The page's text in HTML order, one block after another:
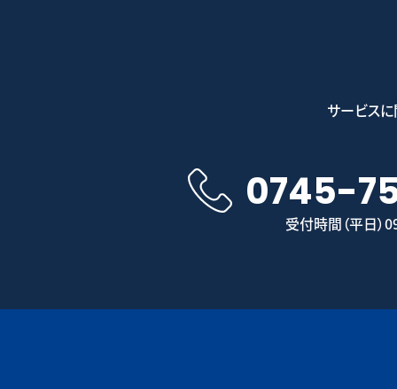
サービス
0745-
受付時間（平日